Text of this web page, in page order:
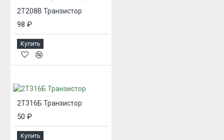
2Т208В Транзистор
98 ₽
Купить
2Т316Б Транзистор
50 ₽
Купить